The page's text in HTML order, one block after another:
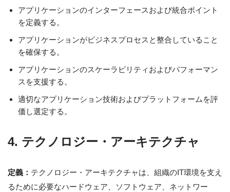
アプリケーションのインターフェースおよび統合ポイント
を定義する。
アプリケーションがビジネスプロセスと整合していること
を確保する。
アプリケーションのスケーラビリティおよびパフォーマン
スを支援する。
適切なアプリケーション技術およびプラットフォームを評
価し選定する。
4. テクノロジー・アーキテクチャ
定義： テクノロジー・アーキテクチャは、組織のIT環境を支え
るために必要なハードウェア、ソフトウェア、ネットワー